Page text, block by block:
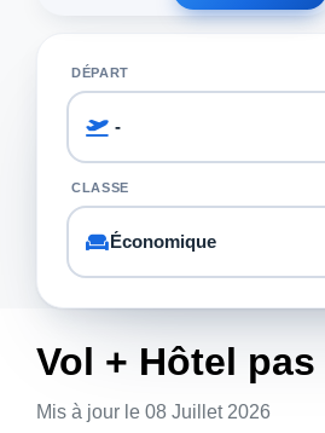
DÉPART
CLASSE
Vol + Hôtel
Mis à jour le 08 Juillet 2026